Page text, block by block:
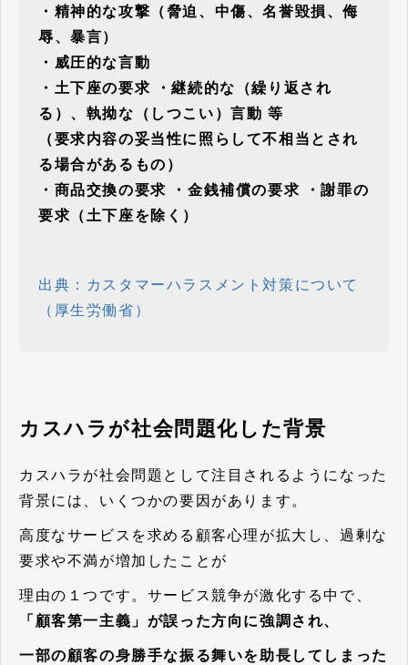
・精神的な攻撃（脅迫、中傷、名誉毀損、侮
辱、暴言）
・威圧的な言動
・土下座の要求 ・継続的な（繰り返され
る）、執拗な（しつこい）言動 等
（要求内容の妥当性に照らして不相当とされ
る場合があるもの）
・商品交換の要求 ・金銭補償の要求 ・謝罪の
要求（土下座を除く）
出典：カスタマーハラスメント対策について
（厚生労働省）
カスハラが社会問題化した背景
カスハラが社会問題として注目されるようになった
背景には、いくつかの要因があります。
高度なサービスを求める顧客心理が拡大し、過剰な
要求や不満が増加したことが
理由の１つです。サービス競争が激化する中で、
「顧客第一主義」が誤った方向に強調され、
一部の顧客の身勝手な振る舞いを助長してしまった